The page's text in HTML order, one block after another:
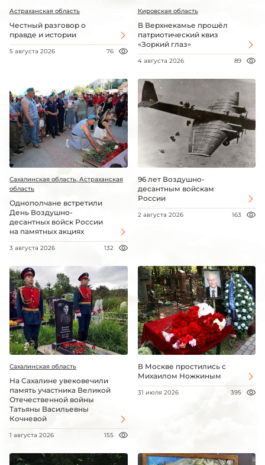
Астраханская область
Честный разговор о
правде и истории
5 августа 2026 76
Кировская область
В Верхнекамье прошёл
патриотический квиз
«Зоркий глаз»
4 августа 2026 89
Сахалинская область, Астраханская
область
Однополчане встретили
День Воздушно-
десантных войск России
на памятных акциях
3 августа 2026 132
96 лет Воздушно-
десантным войскам
России
2 августа 2026 163
Сахалинская область
На Сахалине увековечили
память участника Великой
Отечественной войны
Татьяны Васильевны
Кочневой
1 августа 2026 155
В Москве простились с
Михаилом Ножкиным
31 июля 2026 395